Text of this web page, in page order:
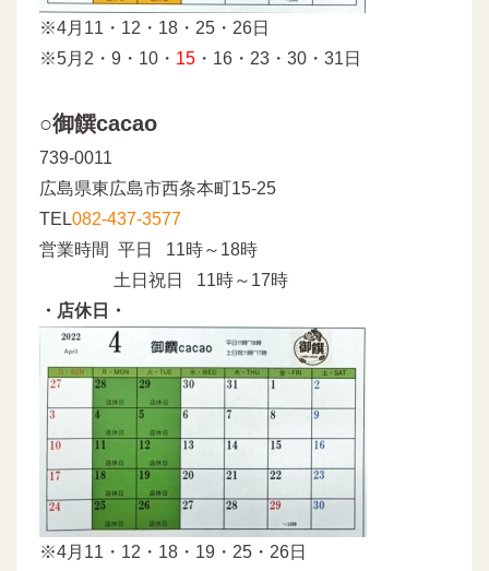
※4月11・12・18・25・26日
※5月2・9・10・ 15 ・16・23・30・31日
○御饌cacao
739-0011
広島県東広島市西条本町15-25
TEL082-437-3577
営業時間 平日 11時～18時
土日祝日 11時～17時
・店休日・
※4月11・12・18・19・25・26日